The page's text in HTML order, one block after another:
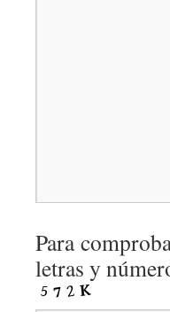
Para
letras y